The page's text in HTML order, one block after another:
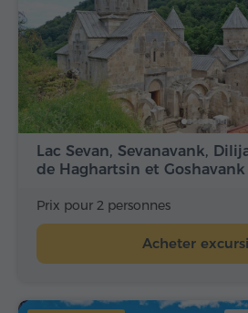
Lac Sevan, Sevanavank,
de Haghartsin et Goshavank
Prix pour 2 personnes
Acheter